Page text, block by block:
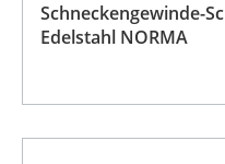
Schneckengewinde-
Edelstahl NORMA